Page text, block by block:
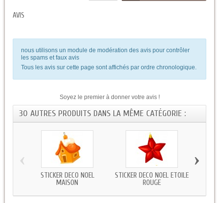
AVIS
nous utilisons un module de modération des avis pour contrôler
les spams et faux avis
Tous les avis sur cette page sont affichés par ordre chronologique.
Soyez le premier à donner votre avis !
30 AUTRES PRODUITS DANS LA MÊME CATÉGORIE :
STICKER DECO NOEL
MAISON
STICKER DECO NOEL ETOILE
ROUGE
‹ ›